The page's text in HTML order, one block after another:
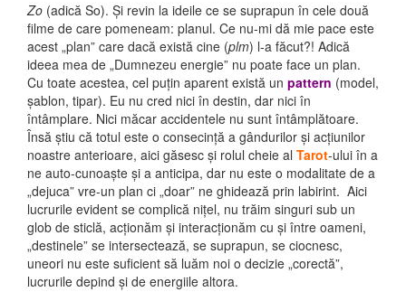
Zo (adică So). Și revin la ideile ce se suprapun în cele două
filme de care pomeneam: planul. Ce nu-mi dă mie pace este
acest „plan” care dacă există cine (plm) l-a făcut?! Adică
ideea mea de „Dumnezeu energie” nu poate face un plan.
Cu toate acestea, cel puțin aparent există un pattern (model,
șablon, tipar). Eu nu cred nici în destin, dar nici în
întâmplare. Nici măcar accidentele nu sunt întâmplătoare.
Însă știu că totul este o consecință a gândurilor și acțiunilor
noastre anterioare, aici găsesc și rolul cheie al Tarot-ului în a
ne auto-cunoaște și a anticipa, dar nu este o modalitate de a
„dejuca” vre-un plan ci „doar” ne ghidează prin labirint. Aici
lucrurile evident se complică nițel, nu trăim singuri sub un
glob de sticlă, acționăm și interacționăm cu și între oameni,
„destinele” se intersectează, se suprapun, se ciocnesc,
uneori nu este suficient să luăm noi o decizie „corectă”,
lucrurile depind și de energiile altora.